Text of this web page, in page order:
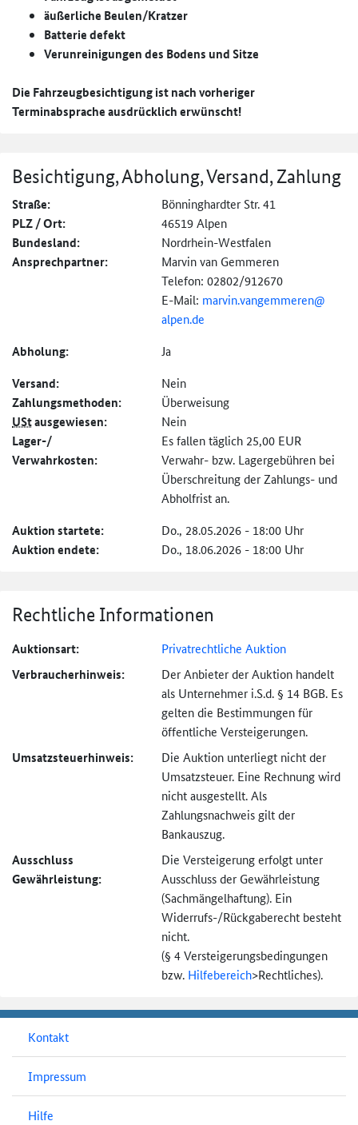
äußerliche Beulen/Kratzer
Batterie defekt
Verunreinigungen des Bodens und Sitze
Die Fahrzeugbesichtigung ist nach vorheriger
Terminabsprache ausdrücklich erwünscht!
Besichtigung, Abholung, Versand, Zahlung
Straße: Bönninghardter Str. 41
PLZ / Ort: 46519 Alpen
Bundesland: Nordrhein-Westfalen
Ansprechpartner:
Marvin van Gemmeren
Telefon: 02802/912670
E-Mail: marvin.vangemmeren@
alpen.de
Abholung: Ja
Versand: Nein
Zahlungs­methoden: Überweisung
UStausgewiesen: Nein
Lager-/
Verwahrkosten:
Es fallen täglich 25,00 EUR
Verwahr- bzw. Lagergebühren bei
Überschreitung der Zahlungs- und
Abholfrist an.
Auktion startete: Do., 28.05.2026 - 18:00 Uhr
Auktion endete: Do., 18.06.2026 - 18:00 Uhr
Rechtliche Informationen
Auktionsart: Privatrechtliche Auktion
Verbraucher­hinweis:
Der Anbieter der Auktion handelt
als Unternehmer i.S.d. § 14 BGB. Es
gelten die Bestimmungen für
öffentliche Versteigerungen.
Umsatzsteuer­hinweis:
Die Auktion unterliegt nicht der
Umsatzsteuer. Eine Rechnung wird
nicht ausgestellt. Als
Zahlungsnachweis gilt der
Bankauszug.
Ausschluss
Gewährleistung:
Die Versteigerung erfolgt unter
Ausschluss der Gewährleistung
(Sachmängel­haftung). Ein
Widerrufs-/Rückgaberecht besteht
nicht.
(§ 4 Versteigerungs­bedingungen
bzw. Hilfebereich>Rechtliches).
Kontakt
Impressum
Hilfe